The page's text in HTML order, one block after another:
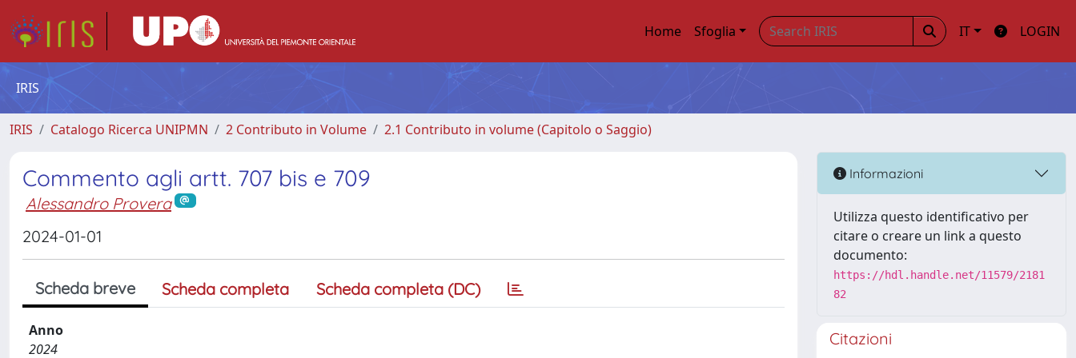
Home Sfoglia IT LOGIN
IRIS
IRIS Catalogo Ricerca UNIPMN 2 Contributo in Volume 2.1 Contributo in volume (Capitolo o Saggio)
Commento agli artt. 707 bis e 709
Alessandro Provera
2024-01-01
Scheda breve Scheda completa Scheda completa (DC)
Anno
2024
Informazioni
Utilizza questo identificativo per
citare o creare un link a questo
documento:
https://hdl.handle.net/11579/2181
82
Citazioni